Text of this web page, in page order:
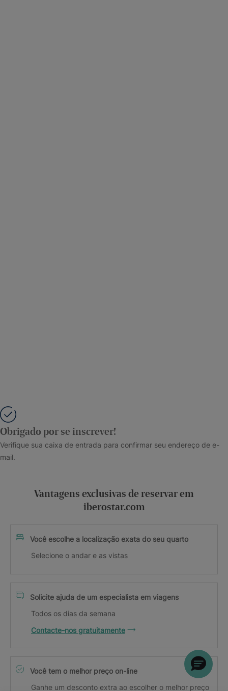
Obrigado por se inscrever!
Verifique sua caixa de entrada para confirmar seu endereço de e-
mail.
Vantagens exclusivas de reservar em
iberostar.com
Você escolhe a localização exata do seu quarto
Selecione o andar e as vistas
Solicite ajuda de um especialista em viagens
Todos os dias da semana
Contacte-nos gratuitamente
Você tem o melhor preço on-line
Ganhe um desconto extra ao escolher o melhor preço